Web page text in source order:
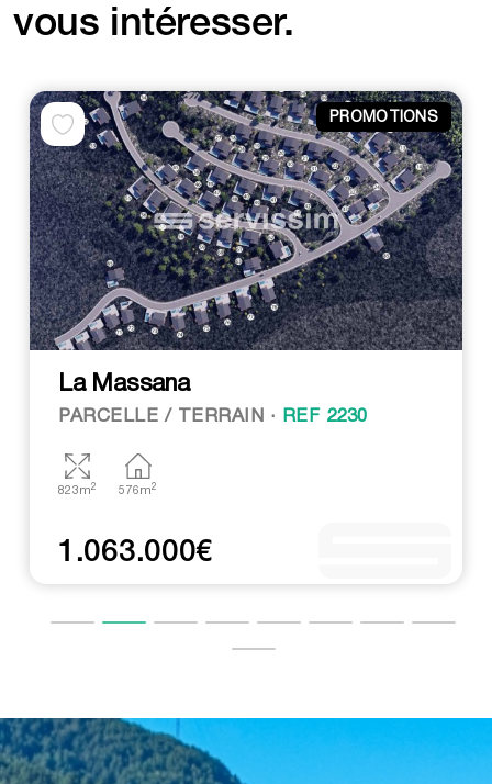
vous intéresser.
PROMOTIONS
La Massana
PARCELLE / TERRAIN · REF 2230
823m2 576m2
1.063.000€